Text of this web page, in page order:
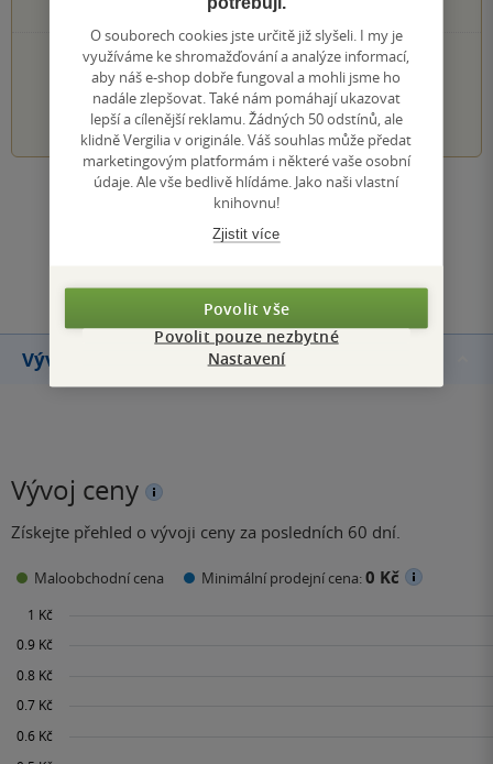
0× 1 hvezdička
PŘIDEJTE SVÉ HODNOCENÍ KNIHY
1 2 3 4 5
Zobrazit všechna hodnocení
Vývoj ceny
Vývoj ceny
Získejte přehled o vývoji ceny za posledních 60 dní.
Maloobchodní cena Minimální prodejní cena:0 Kč
O souborech cookies jste určitě již slyšeli. I my je
využíváme ke shromažďování a analýze informací,
aby náš e-shop dobře fungoval a mohli jsme ho
nadále zlepšovat. Také nám pomáhají ukazovat
lepší a cílenější reklamu. Žádných 50 odstínů, ale
klidně Vergilia v originále. Váš souhlas může předat
marketingovým platformám i některé vaše osobní
údaje. Ale vše bedlivě hlídáme. Jako naši vlastní
knihovnu!
Zjistit více
Povolit vše
Povolit pouze nezbytné
Nastavení